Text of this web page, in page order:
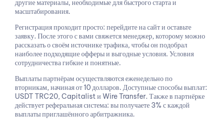
другие материалы, необходимые для быстрого старта и
масштабирования.
Регистрация проходит просто: перейдите на сайт и оставьте
заявку. После этого с вами свяжется менеджер, которому можно
рассказать о своём источнике трафика, чтобы он подобрал
наиболее подходящие офферы и выгодные условия. Условия
сотрудничества гибкие и понятные.
Выплаты партнёрам осуществляются еженедельно по
вторникам, начиная от 10 долларов. Доступные способы выплат:
USDT TRC20, Capitalist и Wire Transfer. Также в партнёрке
действует реферальная система: вы получаете 3% с каждой
выплаты приглашённого арбитражника.